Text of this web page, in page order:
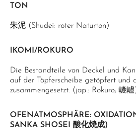
TON
朱泥 (Shudei: roter Naturton)
IKOMI/ROKURO
Die Bestandteile von Deckel und
auf der Töpferscheibe getöpfert und
zusammengesetzt. (jap.: Rokuro; 轆轤
OFENATMOSPHÄRE:
SANKA SHOSEI 酸化焼成)